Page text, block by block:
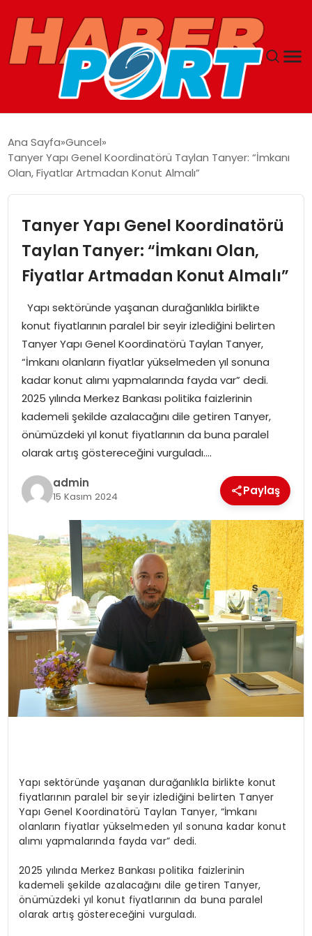
GUNCEL
SPOR
MAGAZIN
SPOR
EĞITIM
OTOMOBIL
TEKNOLOJI
EKONOMI
Ana Sayfa Guncel
Tanyer Yapı Genel Koordinatörü Taylan Tanyer: “İmkanı
Olan, Fiyatlar Artmadan Konut Almalı”
Tanyer Yapı Genel Koordinatörü
Taylan Tanyer: “İmkanı Olan,
Fiyatlar Artmadan Konut Almalı”
Yapı sektöründe yaşanan durağanlıkla birlikte
konut fiyatlarının paralel bir seyir izlediğini belirten
Tanyer Yapı Genel Koordinatörü Taylan Tanyer,
“İmkanı olanların fiyatlar yükselmeden yıl sonuna
kadar konut alımı yapmalarında fayda var” dedi.
2025 yılında Merkez Bankası politika faizlerinin
kademeli şekilde azalacağını dile getiren Tanyer,
önümüzdeki yıl konut fiyatlarının da buna paralel
olarak artış göstereceğini vurguladı….
admin
15 Kasım 2024 Paylaş
Yapı sektöründe yaşanan durağanlıkla birlikte konut
fiyatlarının paralel bir seyir izlediğini belirten Tanyer
Yapı Genel Koordinatörü Taylan Tanyer, “İmkanı
olanların fiyatlar yükselmeden yıl sonuna kadar konut
alımı yapmalarında fayda var” dedi.
2025 yılında Merkez Bankası politika faizlerinin
kademeli şekilde azalacağını dile getiren Tanyer,
önümüzdeki yıl konut fiyatlarının da buna paralel
olarak artış göstereceğini vurguladı.